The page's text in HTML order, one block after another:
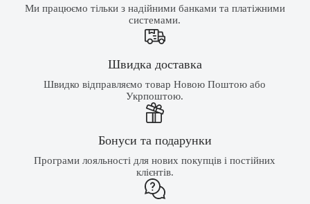
Ми працюємо тільки з надійними банками та платіжними
системами.
Швидка доставка
Швидко відправляємо товар Новою Поштою або
Укрпоштою.
Бонуси та подарунки
Програми лояльності для нових покупців і постійних
клієнтів.